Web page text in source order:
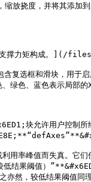
度，并将其添加到原
撑力矩构成。](/
框和滑块，用于启用
绿色、蓝色表示局部的
块允许用户控制
利用率峰值而失真
阈值）
然，较低结果阈值同